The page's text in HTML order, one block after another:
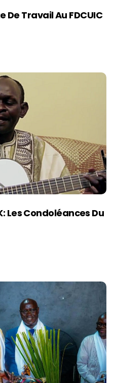
Travail Au FDCUIC
Les Condoléances Du